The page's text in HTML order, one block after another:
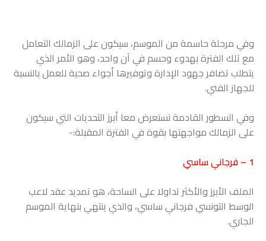
وفي مرحلة حاسمة من الموسم، سيكون على الزمالك التعامل
مع تلك الفترة بهدوء وحسم في آن واحد، وهو الأمر الذي
يتطلب تضافر جهود الإدارة وتوفيرها أجواء صحية للعمل بالنسبة
للجهاز الفني.
وفي السطور القادمة نستعرض معا أبرز التحديات التي سيكون
على الزمالك مواجهتها بقوة في الفترة المقبلة:-
1 – فرجاني ساسي
الملف الأبرز والأكثر تداولا على الساحة، هو تمديد عقد لاعب
الوسط التونسي فرجاني ساسي، والذي ينتهي بنهاية الموسم
الجاري.